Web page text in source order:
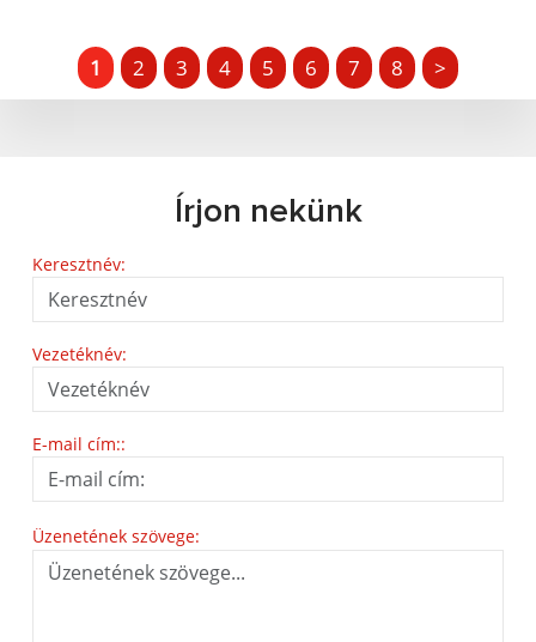
1 2 3 4 5 6 7 8 >
Írjon nekünk
Keresztnév:
Vezetéknév:
E-mail cím::
Üzenetének szövege: